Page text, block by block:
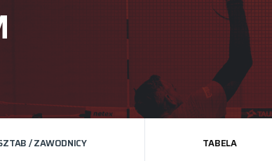
/ ZAWODNICY TABELA